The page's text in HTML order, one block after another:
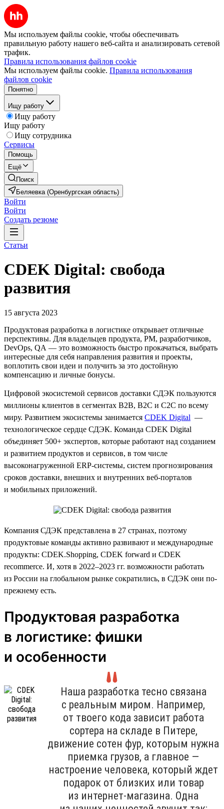
Мы используем файлы cookie, чтобы обеспечивать
правильную работу нашего веб-сайта и анализировать сетевой
трафик.
Правила использования файлов cookie
Мы используем файлы cookie. Правила использования
файлов cookie
Понятно
Ищу работу
Ищу работу
Ищу работу
Ищу сотрудника
Сервисы
Помощь
Ещё
Поиск
Беляевка (Оренбургская область)
Войти
Войти
Создать резюме
Статьи
CDEK Digital: свобода
развития
15 августа 2023
Продуктовая разработка в логистике открывает отличные
перспективы. Для владельцев продукта, PM, разработчиков,
DevOps, QA — это возможность быстро прокачаться, выбрать
интересные для себя направления развития и проекты,
воплотить свои идеи и получить за это достойную
компенсацию и личные бонусы.
Цифровой экосистемой сервисов доставки СДЭК пользуются
миллионы клиентов в сегментах B2B, B2C и C2C по всему
миру. Развитием экосистемы занимается CDEK Digital —
технологическое сердце СДЭК. Команда CDEK Digital
объединяет 500+ экспертов, которые работают над созданием
и развитием продуктов и сервисов, в том числе
высоконагруженной ERP-системы, систем прогнозирования
сроков доставки, внешних и внутренних веб-порталов
и мобильных приложений.
Компания СДЭК представлена в 27 странах, поэтому
продуктовые команды активно развивают и международные
продукты: CDEK.Shopping, CDEK forward и CDEK
recommerce. И, хотя в 2022–2023 гг. возможности работать
из России на глобальном рынке сократились, в СДЭК они по-
прежнему есть.
Продуктовая разработка
в логистике: фишки
и особенности
Наша разработка тесно связана
с реальным миром. Например,
от твоего кода зависит работа
сортера на складе в Питере,
движение сотен фур, которым нужна
приемка грузов, а главное —
настроение человека, который ждет
подарок от близких или товар
из интернет-магазина. Одна